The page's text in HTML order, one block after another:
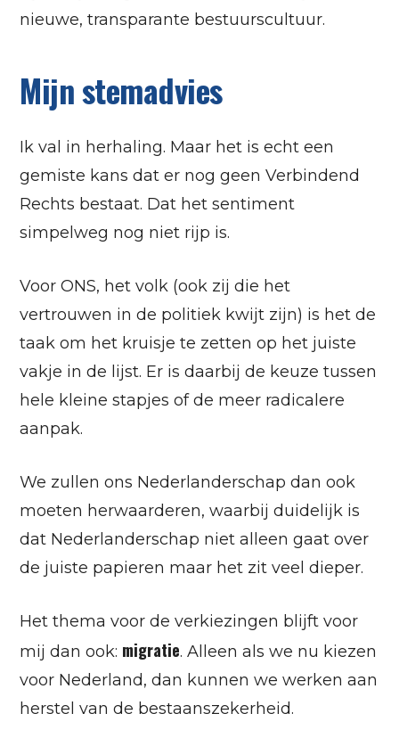
nieuwe, transparante bestuurscultuur.
Mijn stemadvies
Ik val in herhaling. Maar het is echt een
gemiste kans dat er nog geen Verbindend
Rechts bestaat. Dat het sentiment
simpelweg nog niet rijp is.
Voor ONS, het volk (ook zij die het
vertrouwen in de politiek kwijt zijn) is het de
taak om het kruisje te zetten op het juiste
vakje in de lijst. Er is daarbij de keuze tussen
hele kleine stapjes of de meer radicalere
aanpak.
We zullen ons Nederlanderschap dan ook
moeten herwaarderen, waarbij duidelijk is
dat Nederlanderschap niet alleen gaat over
de juiste papieren maar het zit veel dieper.
Het thema voor de verkiezingen blijft voor
mij dan ook: migratie. Alleen als we nu kiezen
voor Nederland, dan kunnen we werken aan
herstel van de bestaanszekerheid.